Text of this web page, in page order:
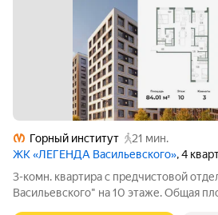
Горный институт
21 мин.
ЖК «ЛЕГЕНДА Васильевского», 4
3-комн. квартира с предчистовой
Васильевского" на 10 этаже. Общая